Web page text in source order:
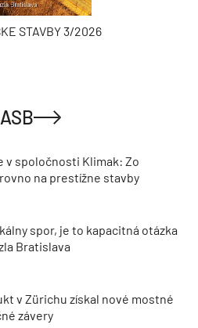
STAVBY 3/2026
v spoločnosti Klimak: Zo
na prestížne stavby
spor, je to kapacitná otázka
Bratislava
v Zürichu získal nové mostné
závery